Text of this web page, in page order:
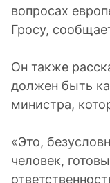
вопросах
Гросу,
Он также
должен быть
министра,
«Это,
человек,